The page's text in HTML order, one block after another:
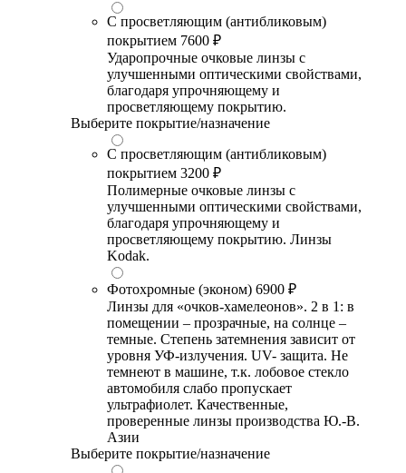
С просветляющим (антибликовым)
покрытием 7600 ₽
Ударопрочные очковые линзы с
улучшенными оптическими свойствами,
благодаря упрочняющему и
просветляющему покрытию.
Выберите покрытие/назначение
С просветляющим (антибликовым)
покрытием 3200 ₽
Полимерные очковые линзы с
улучшенными оптическими свойствами,
благодаря упрочняющему и
просветляющему покрытию. Линзы
Kodak.
Фотохромные (эконом) 6900 ₽
Линзы для «очков-хамелеонов». 2 в 1: в
помещении – прозрачные, на солнце –
темные. Степень затемнения зависит от
уровня УФ-излучения. UV- защита. Не
темнеют в машине, т.к. лобовое стекло
автомобиля слабо пропускает
ультрафиолет. Качественные,
проверенные линзы производства Ю.-В.
Азии
Выберите покрытие/назначение